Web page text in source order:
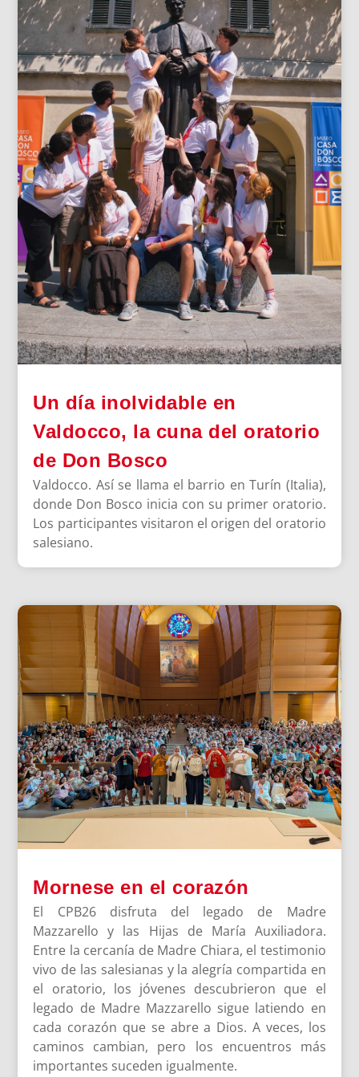
Un día inolvidable en
Valdocco, la cuna del oratorio
de Don Bosco
Valdocco. Así se llama el barrio en Turín (Italia),
donde Don Bosco inicia con su primer oratorio.
Los participantes visitaron el origen del oratorio
salesiano.
Mornese en el corazón
El CPB26 disfruta del legado de Madre
Mazzarello y las Hijas de María Auxiliadora.
Entre la cercanía de Madre Chiara, el testimonio
vivo de las salesianas y la alegría compartida en
el oratorio, los jóvenes descubrieron que el
legado de Madre Mazzarello sigue latiendo en
cada corazón que se abre a Dios. A veces, los
caminos cambian, pero los encuentros más
importantes suceden igualmente.